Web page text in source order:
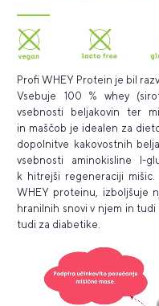
Profi WHEY Protein je bil
Vsebuje 100 % whey
vsebnosti beljakovin ter
in maščob je idealen za
dopolnitve kakovostnih
vsebnosti aminokisline l-
k hitrejši regeneraciji mišic.
WHEY proteinu, izboljšuje
hranilnih snovi v njem in
tudi za diabetike.